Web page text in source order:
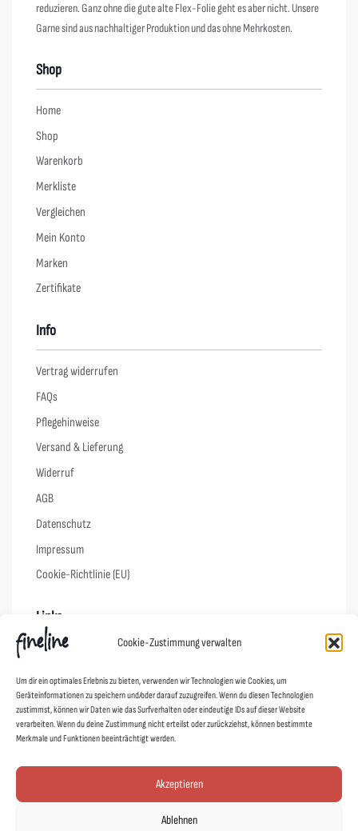
Cookie-Zustimmung verwalten
Um dir ein optimales Erlebnis zu bieten, verwenden wir Technologien wie Cookies, um
Geräteinformationen zu speichern und/oder darauf zuzugreifen. Wenn du diesen Technologien
zustimmst, können wir Daten wie das Surfverhalten oder eindeutige IDs auf dieser Website
verarbeiten. Wenn du deine Zustimmung nicht erteilst oder zurückziehst, können bestimmte
Merkmale und Funktionen beeinträchtigt werden.
Akzeptieren
Ablehnen
reduzieren. Ganz ohne die gute alte Flex-Folie geht es aber nicht. Unsere
Garne sind aus nachhaltiger Produktion und das ohne Mehrkosten.
Shop
Home
Shop
Warenkorb
Merkliste
Vergleichen
Mein Konto
Marken
Zertifikate
Info
Vertrag widerrufen
FAQs
Pflegehinweise
Versand & Lieferung
Widerruf
AGB
Datenschutz
Impressum
Cookie-Richtlinie (EU)
Links
Designer
Showroom
Mein Shop